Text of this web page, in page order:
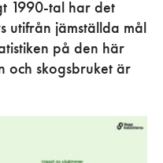
1990-tal har det
utifrån jämställda mål
på den här
och skogsbruket är